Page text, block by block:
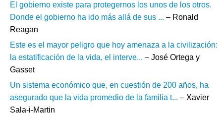
El gobierno existe para protegernos los unos de los otros.
Donde el gobierno ha ido más allá de sus ... – Ronald
Reagan
Este es el mayor peligro que hoy amenaza a la civilización:
la estatificación de la vida, el interve... – José Ortega y
Gasset
Un sistema económico que, en cuestión de 200 años, ha
asegurado que la vida promedio de la familia t... – Xavier
Sala-i-Martin